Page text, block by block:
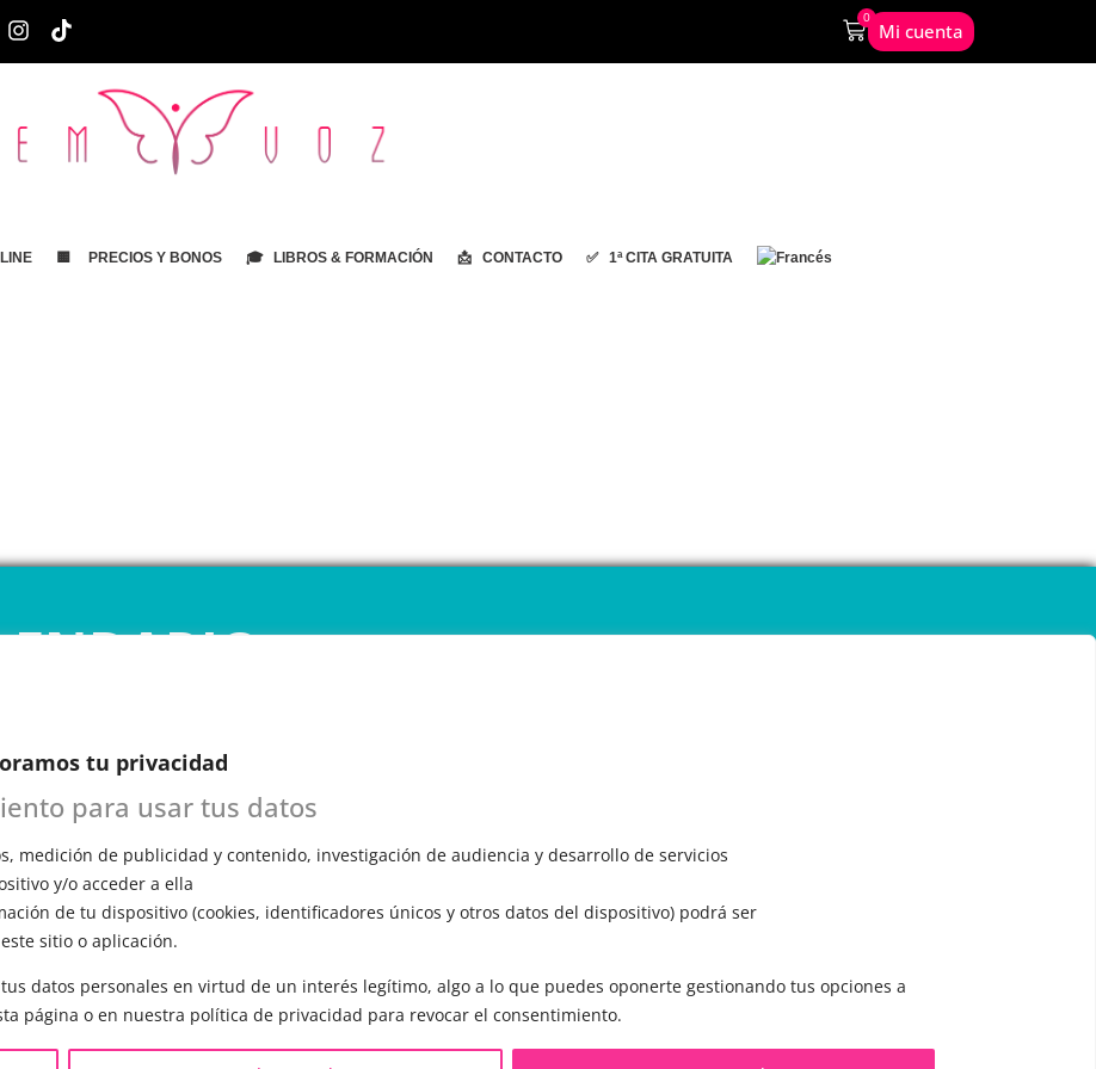
tu privacidad
para usar tus datos
medición de publicidad y contenido, investigación de audiencia y desarrollo de servicios
y/o acceder a ella
de tu dispositivo (cookies, identificadores únicos y otros datos del dispositivo) podrá ser
sitio o aplicación.
datos personales en virtud de un interés legítimo, algo a lo que puedes oponerte gestionando tus opciones a
página o en nuestra política de privacidad para revocar el consentimiento.
0
Mi cuenta
🟨 PRECIOS Y BONOS 🎓 LIBROS & FORMACIÓN 📩 CONTACTO ✅ 1ª CITA GRATUITA
TU 1ª CITA GRATUITA con Mariela
En esta primera cita, evaluará tu voz, te
cómo funciona el entrenamiento vocal y
a todas tus preguntas.
LGBTQIA+ 🏳️‍🌈
Feminización de la voz
OTRAS SESIONES
▪️ Caracterización de la voz